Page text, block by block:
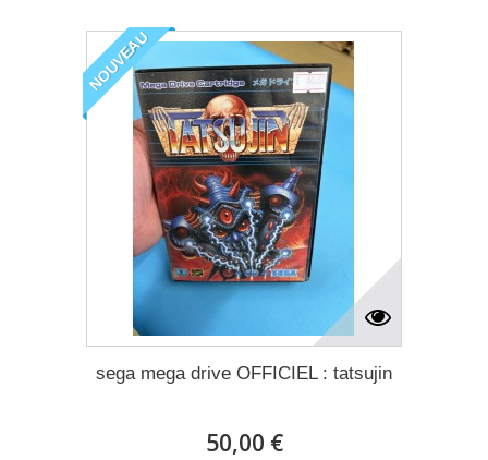
NOUVEAU
sega mega drive OFFICIEL : tatsujin
50,00 €